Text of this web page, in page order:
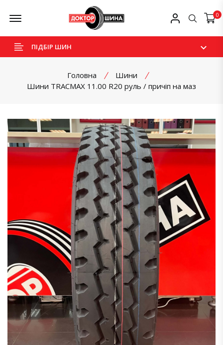
Offcanvas Menu Open Мій профіль
Пошук
0
ПІДБІР ШИН
Головна
Шини
Шини TRACMAX 11.00 R20 руль / причіп на маз